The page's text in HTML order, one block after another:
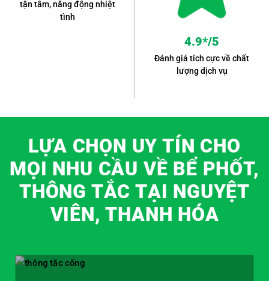
tận tâm, năng động nhiệt
tình
4.9*/5
Đánh giá tích cực về chất
lượng dịch vụ
LỰA CHỌN UY TÍN CHO
MỌI NHU CẦU VỀ BỂ PHỐT,
THÔNG TẮC TẠI NGUYỆT
VIÊN, THANH HÓA